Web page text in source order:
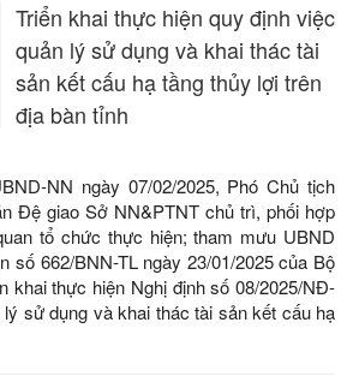
Triển khai thực hiện quy định việc
quản lý sử dụng và khai thác tài
sản kết cấu hạ tầng thủy lợi trên
địa bàn tỉnh
NN ngày 07/02/2025, Phó Chủ tịch
Đệ giao Sở NN&PTNT chủ trì, phối hợp
tổ chức thực hiện; tham mưu UBND
số 662/BNN-TL ngày 23/01/2025 của Bộ
khai thực hiện Nghị định số 08/2025/NĐ-
sử dụng và khai thác tài sản kết cấu hạ